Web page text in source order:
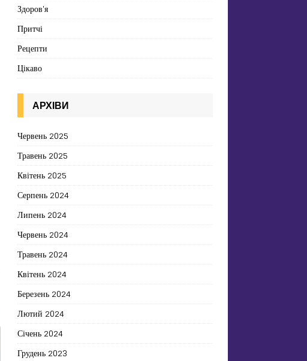
Здоров'я
Притчі
Рецепти
Цікаво
АРХІВИ
Червень 2025
Травень 2025
Квітень 2025
Серпень 2024
Липень 2024
Червень 2024
Травень 2024
Квітень 2024
Березень 2024
Лютий 2024
Січень 2024
Грудень 2023